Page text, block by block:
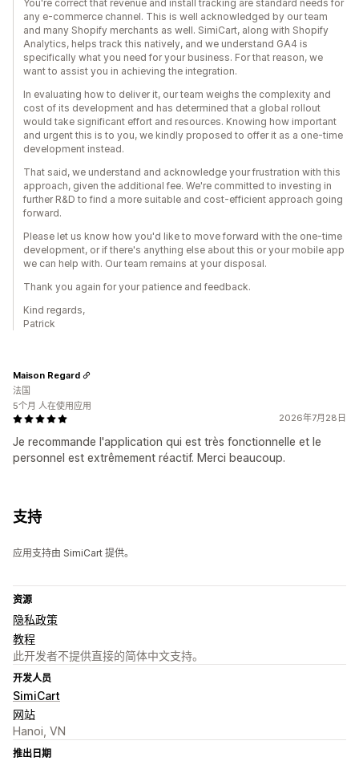
You're correct that revenue and install tracking are standard needs for
any e-commerce channel. This is well acknowledged by our team
and many Shopify merchants as well. SimiCart, along with Shopify
Analytics, helps track this natively, and we understand GA4 is
specifically what you need for your business. For that reason, we
want to assist you in achieving the integration.
In evaluating how to deliver it, our team weighs the complexity and
cost of its development and has determined that a global rollout
would take significant effort and resources. Knowing how important
and urgent this is to you, we kindly proposed to offer it as a one-time
development instead.
That said, we understand and acknowledge your frustration with this
approach, given the additional fee. We're committed to investing in
further R&D to find a more suitable and cost-efficient approach going
forward.
Please let us know how you'd like to move forward with the one-time
development, or if there's anything else about this or your mobile app
we can help with. Our team remains at your disposal.
Thank you again for your patience and feedback.
Kind regards,
Patrick
2026年7月28日
Je recommande l'application qui est très fonctionnelle et le
personnel est extrêmement réactif. Merci beaucoup.
Maison Regard
法国
5个月 人在使用应用
支持
应用支持由 SimiCart 提供。
资源
隐私政策
教程
此开发者不提供直接的简体中文支持。
开发人员
SimiCart
网站
Hanoi, VN
推出日期